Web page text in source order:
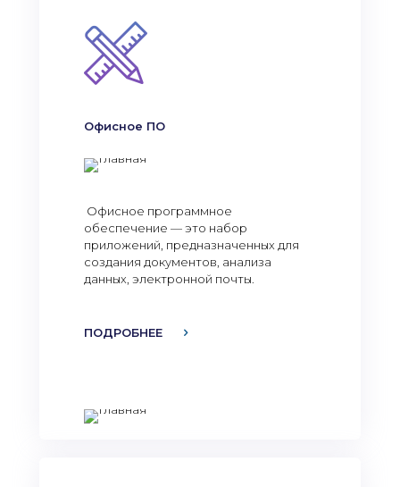
Офисное ПО
Офисное программное
обеспечение — это набор
приложений, предназначенных для
создания документов, анализа
данных, электронной почты.
ПОДРОБНЕЕ